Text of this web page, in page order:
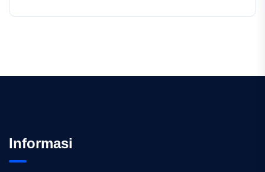
Informasi